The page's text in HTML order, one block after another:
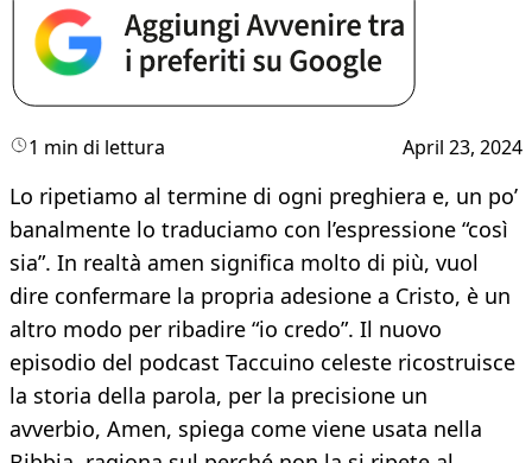
1 min di lettura April 23, 2024
Lo ripetiamo al termine di ogni preghiera e, un po’
banalmente lo traduciamo con l’espressione “così
sia”. In realtà amen significa molto di più, vuol
dire confermare la propria adesione a Cristo, è un
altro modo per ribadire “io credo”. Il nuovo
episodio del podcast Taccuino celeste ricostruisce
la storia della parola, per la precisione un
avverbio, Amen, spiega come viene usata nella